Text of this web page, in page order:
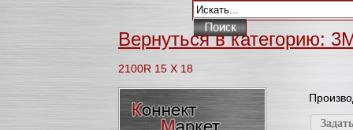
Вернуться в категорию:
2100R 15 X 18